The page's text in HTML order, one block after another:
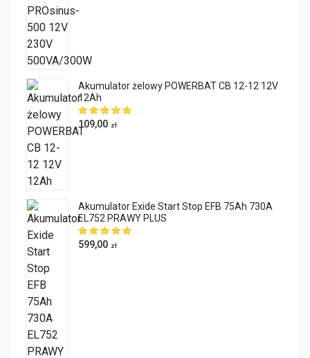
Akumulator żelowy POWERBAT CB 12-12 12V
12Ah
109,00 zł
Akumulator Exide Start Stop EFB 75Ah 730A
EL752 PRAWY PLUS
599,00 zł